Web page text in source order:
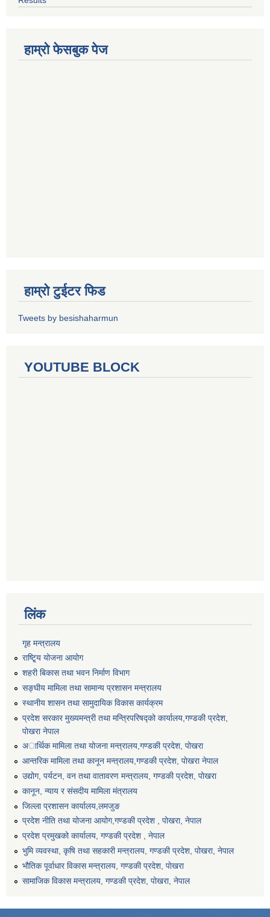
हाम्रो फेसबुक पेज
हाम्रो टुईटर फिड
Tweets by besishaharmun
YOUTUBE BLOCK
लिंक
गृह मन्त्रालय
राष्टि्ृय योजना आयोग
शहरी बिकास तथा भवन निर्माण विभाग
सङ्घीय मामिला तथा सामान्य प्रशासन मन्त्रालय
स्थानीय शासन तथा सामुदायिक विकास कार्यक्रम
प्रदेश सरकार मुख्यमन्त्री तथा मन्त्रिपरिषद्को कार्यालय,गण्डकी प्रदेश,
पाेखरा नेपाल
अार्थिक मामिला तथा योजना मन्त्रालय,गण्डकी प्रदेश, पोखरा
आन्तरिक मामिला तथा कानून मन्त्रालय,गण्डकी प्रदेश, पाेखरा नेपाल
उद्योग, पर्यटन, वन तथा वातावरण मन्त्रालय, गण्डकी प्रदेश, पोखरा
कानून, न्याय र संसदीय मामिला मंत्रालय
जिल्ला प्रशासन कार्यालय,लमजुङ
प्रदेश नीति तथा योजना आयोग,गण्डकी प्रदेश , पोखरा, नेपाल
प्रदेश प्रमुखको कार्यालय, गण्डकी प्रदेश , नेपाल
भुमि व्यवस्था, कृषि तथा सहकारी मन्त्रालय, गण्डकी प्रदेश, पोखरा, नेपाल
भौतिक पूर्वाधार विकास मन्त्रालय, गण्डकी प्रदेश, पाेखरा
सामाजिक विकास मन्त्रालय, गण्डकी प्रदेश, पोखरा, नेपाल